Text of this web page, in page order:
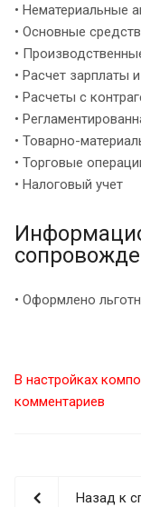
• Нематериальные
• Основные
•
• Расчет зарплаты
• Расчеты с
•
• Товарно-
• Торговые
• Налоговый учет
• Оформлено
В настройках
комментариев
Назад к